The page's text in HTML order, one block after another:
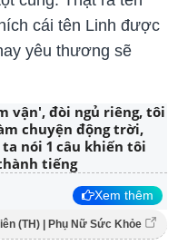
cái tên Linh được
yêu thương sẽ
vận', đòi ngủ riêng, tôi
chuyện động trời,
nói 1 câu khiến tôi
tiếng
Xem thêm
(TH) | Phụ Nữ Sức Khỏe